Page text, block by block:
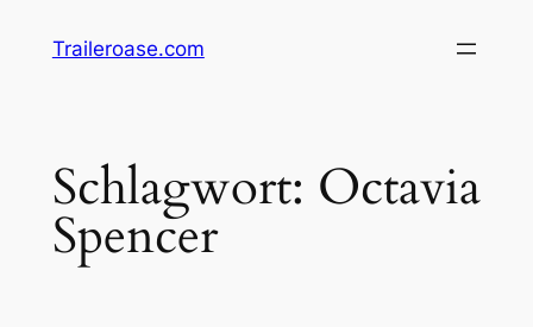
InhaltTraileroase.com
Schlagwort: Octavia
Spencer